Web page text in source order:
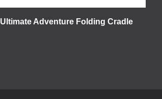
Ultimate Adventure Folding Cradle